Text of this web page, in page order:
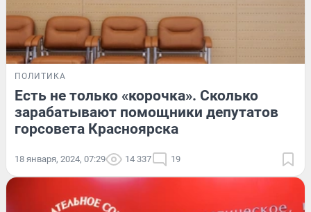
ПОЛИТИКА
Есть не только «корочка». Сколько
зарабатывают помощники депутатов
горсовета Красноярска
18 января, 2024, 07:29 14 337 19